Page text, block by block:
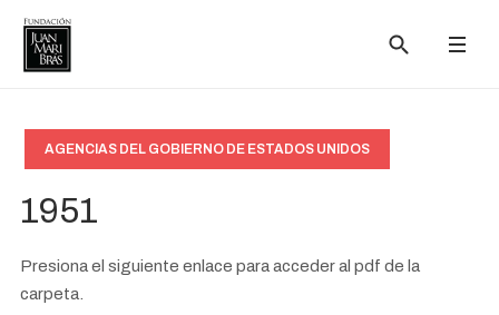
AGENCIAS DEL GOBIERNO DE ESTADOS UNIDOS
1951
Presiona el siguiente enlace para acceder al pdf de la
carpeta.